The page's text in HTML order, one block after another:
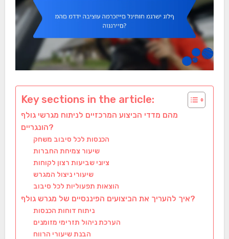
Key sections in the article:
מהם מדדי הביצוע המרכזיים לניתוח מגרשי גולף
הונגריים?
הכנסות לכל סיבוב משחק
שיעור צמיחת החברות
ציוני שביעות רצון לקוחות
שיעורי ניצול המגרש
הוצאות תפעוליות לכל סיבוב
איך להעריך את הביצועים הפיננסיים של מגרש גולף?
ניתוח דוחות הכנסות
הערכת ניהול תזרימי מזומנים
הבנת שיעורי הרווח